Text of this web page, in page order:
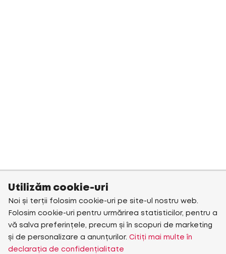
Utilizăm cookie-uri
Noi și terții folosim cookie-uri pe site-ul nostru web.
Folosim cookie-uri pentru urmărirea statisticilor, pentru a
vă salva preferințele, precum și în scopuri de marketing
și de personalizare a anunțurilor. Citiți mai multe în
declarația de confidențialitate